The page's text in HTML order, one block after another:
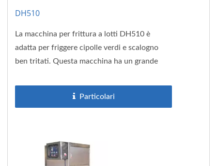
DH510
La macchina per frittura a lotti DH510 è
adatta per friggere cipolle verdi e scalogno
ben tritati. Questa macchina ha un grande
Particolari